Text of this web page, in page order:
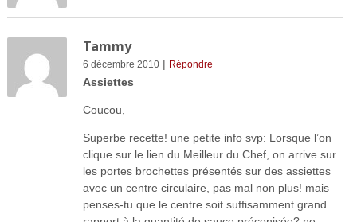
Tammy
6 décembre 2010| Répondre
Assiettes
Coucou,
Superbe recette! une petite info svp: Lorsque l’on
clique sur le lien du Meilleur du Chef, on arrive sur
les portes brochettes présentés sur des assiettes
avec un centre circulaire, pas mal non plus! mais
penses-tu que le centre soit suffisamment grand